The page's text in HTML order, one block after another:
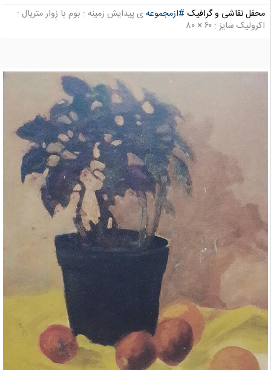
محفل نقاشی و گرافیک #ازمجموعهی پیدایش زمینه : بوم با زِوار متریال :
اکرولیک سایز : ۶۰ × ۸۰